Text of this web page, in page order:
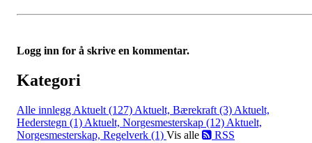
Logg inn for å skrive en kommentar.
Kategori
Alle innlegg Aktuelt (127) Aktuelt, Bærekraft (3) Aktuelt,
Hederstegn (1) Aktuelt, Norgesmesterskap (12) Aktuelt,
Norgesmesterskap, Regelverk (1) Vis alle RSS